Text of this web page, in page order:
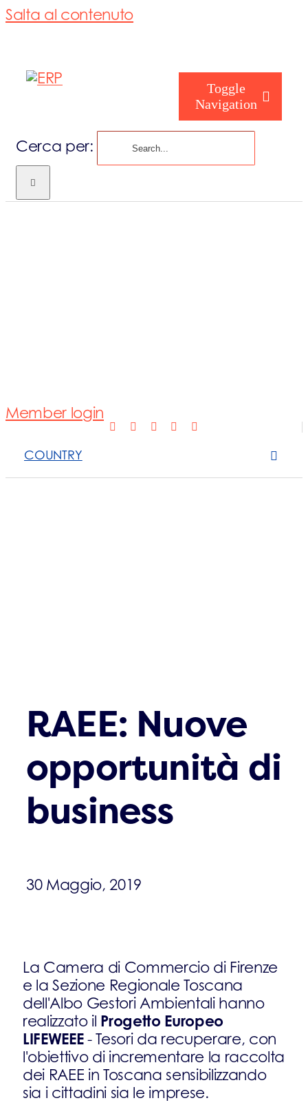
Salta al contenuto
Toggle
Navigation
Open Scope
Sanzioni
Cerca per:
COUNTRY
Member login
RAEE: Nuove
opportunità di
business
30 Maggio, 2019
La Camera di Commercio di Firenze
e la Sezione Regionale Toscana
dell'Albo Gestori Ambientali hanno
realizzato il Progetto Europeo
LIFEWEEE- Tesori da recuperare, con
l'obiettivo di incrementare la raccolta
dei RAEE in Toscana sensibilizzando
sia i cittadini sia le imprese.